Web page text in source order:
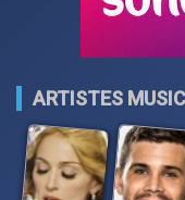
ARTISTES